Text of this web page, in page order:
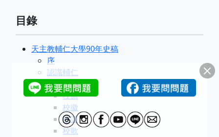
目錄
天主教輔仁大學90年史稿
序
認識輔仁
校名
校旗
校徽
校訓
校歌